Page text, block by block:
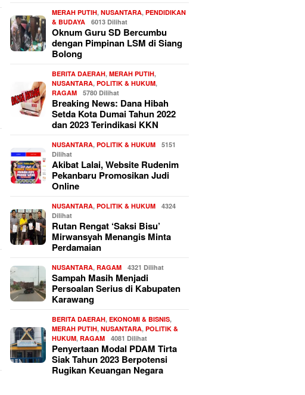
MERAH PUTIH,NUSANTARA,PENDIDIKAN
& BUDAYA
6013 Dilihat
Oknum Guru SD Bercumbu
dengan Pimpinan LSM di Siang
Bolong
BERITA DAERAH,MERAH PUTIH,
NUSANTARA,POLITIK & HUKUM,
RAGAM
5780 Dilihat
Breaking News: Dana Hibah
Setda Kota Dumai Tahun 2022
dan 2023 Terindikasi KKN
NUSANTARA,POLITIK & HUKUM
5151
Dilihat
Akibat Lalai, Website Rudenim
Pekanbaru Promosikan Judi
Online
NUSANTARA,POLITIK & HUKUM
4324
Dilihat
Rutan Rengat ‘Saksi Bisu’
Mirwansyah Menangis Minta
Perdamaian
NUSANTARA,RAGAM 4321 Dilihat
Sampah Masih Menjadi
Persoalan Serius di Kabupaten
Karawang
BERITA DAERAH,EKONOMI & BISNIS,
MERAH PUTIH,NUSANTARA,POLITIK &
HUKUM,RAGAM 4081 Dilihat
Penyertaan Modal PDAM Tirta
Siak Tahun 2023 Berpotensi
Rugikan Keuangan Negara